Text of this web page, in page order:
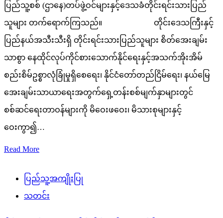
ပြည်သူ့စစ် (ဌာနေ)တပ်ဖွဲ့ဝင်များနှင့်ဒေသခံတိုင်းရင်းသားပြည်
သူများ တက်ရောက်ကြသည်။ တိုင်းဒေသကြီးနှင့်
ပြည်နယ်အသီးသီးရှိ တိုင်းရင်းသားပြည်သူများ စိတ်အေးချမ်း
သာစွာ နေထိုင်လုပ်ကိုင်စားသောက်နိုင်ရေးနှင့်အသက်အိုးအိမ်
စည်းစိမ်ဥစ္စာလုံခြုံမှုရှိစေရေး၊ နိုင်ငံတော်တည်ငြိမ်ရေး၊ နယ်မြေ
အေးချမ်းသာယာရေးအတွက်ရှေ့တန်းစစ်မျက်နှာများတွင်
စစ်ဆင်ရေးတာဝန်များကို မိဝေးဖဝေး၊ မိသားစုများနှင့်
ဝေးကွာ၍…
Read More
ပြည်သူ့အကျိုးပြု
သတင်း